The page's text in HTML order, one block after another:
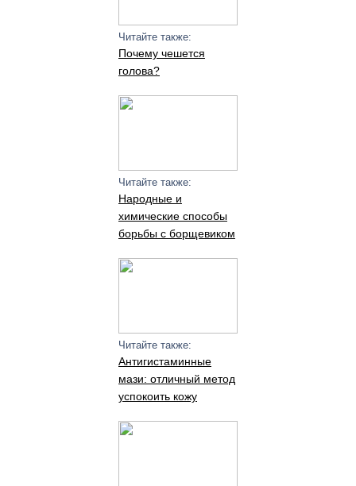
Читайте также:
Почему чешется
голова?
Читайте также:
Народные и
химические способы
борьбы с борщевиком
Читайте также:
Антигистаминные
мази: отличный метод
успокоить кожу